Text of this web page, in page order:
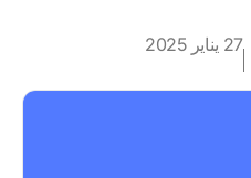
27 يناير 2025